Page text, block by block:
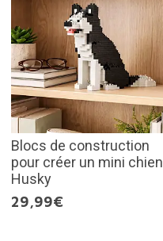
Blocs de construction
pour créer un mini chien
Husky
29,99€